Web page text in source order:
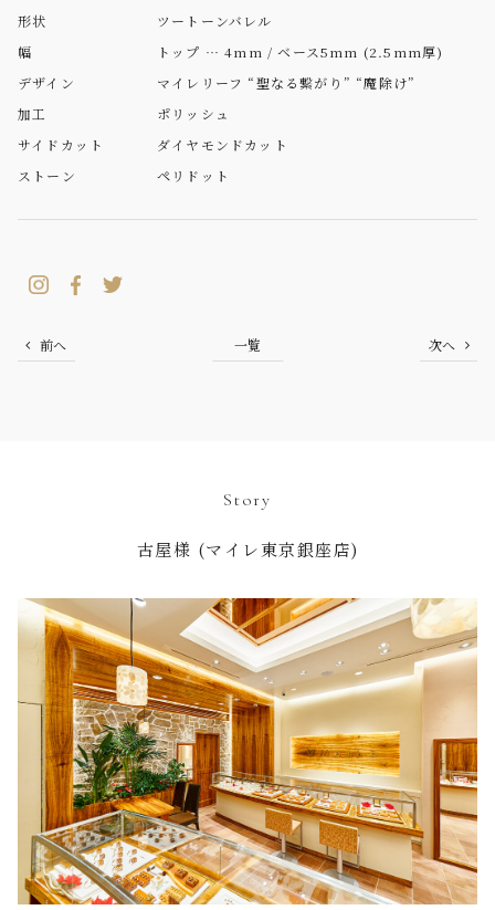
形状
ツートーンバレル
幅
トップ … 4mm / ベース5mm (2.5mm厚)
デザイン
マイレリーフ “聖なる繋がり” “魔除け”
加工
ポリッシュ
サイドカット
ダイヤモンドカット
ストーン
ペリドット
前へ 一覧 次へ
Story
古屋様 (マイレ東京銀座店)